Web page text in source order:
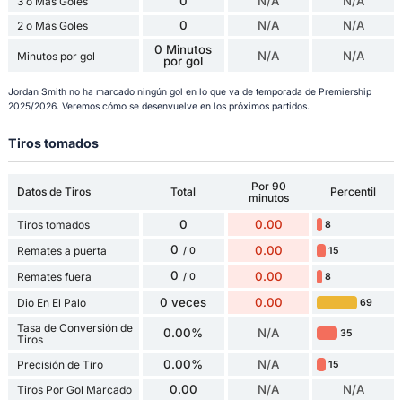
2 o Más Goles 0 N/A N/A
Minutos por gol
0 Minutos
por gol
N/A N/A
Jordan Smith no ha marcado ningún gol en lo que va de temporada de Premiership
2025/2026. Veremos cómo se desenvuelve en los próximos partidos.
Tiros tomados
Datos de Tiros Total
Por 90
minutos
Percentil
Tiros tomados 0 0.00 8
Remates a puerta 0 / 0 0.00 15
Remates fuera 0 / 0 0.00 8
Dio En El Palo 0 veces 0.00 69
Tasa de Conversión de
Tiros
0.00% N/A 35
Precisión de Tiro 0.00% N/A 15
Tiros Por Gol Marcado 0.00 N/A N/A